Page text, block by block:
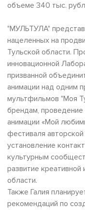
объеме 340 тыс.
"МУЛЬТУЛА"
нацеленных на
Тульской области.
инновационной
призванной
анимации над одним
мультфильмов "Моя
брендам, проведение
анимации «Мой
фестиваля
установление
культурным
развитие креативной
области.
Также Галия
рекомендаций по